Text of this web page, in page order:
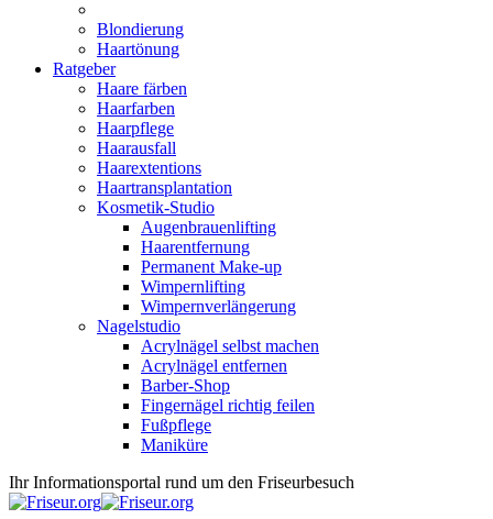
Blondierung
Haartönung
Ratgeber
Haare färben
Haarfarben
Haarpflege
Haarausfall
Haarextentions
Haartransplantation
Kosmetik-Studio
Augenbrauenlifting
Haarentfernung
Permanent Make-up
Wimpernlifting
Wimpernverlängerung
Nagelstudio
Acrylnägel selbst machen
Acrylnägel entfernen
Barber-Shop
Fingernägel richtig feilen
Fußpflege
Maniküre
Ihr Informationsportal rund um den Friseurbesuch